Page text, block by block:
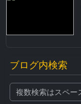
ブログ内検索